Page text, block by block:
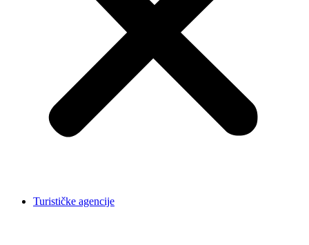
Turističke agencije